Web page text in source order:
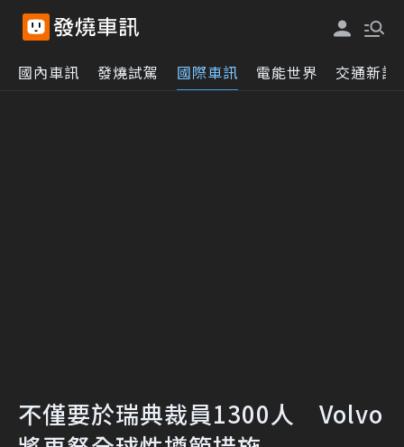
國內車訊 發燒試駕 國際車訊 電能世界 交通新訊
不僅要於瑞典裁員1300人 Volvo